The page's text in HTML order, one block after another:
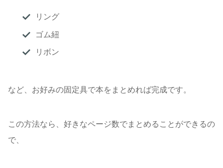
リング
ゴム紐
リボン
など、お好みの固定具で本をまとめれば完成です。
この方法なら、好きなページ数でまとめることができるの
で、